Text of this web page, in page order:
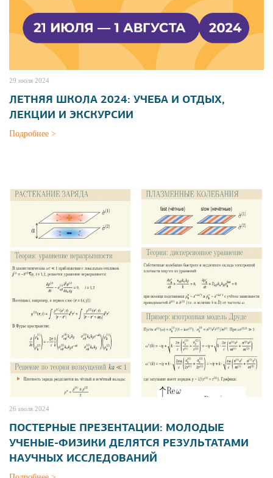
29 июля 2024
ЛЕТНЯЯ ШКОЛА 2024: УЧЕБА И ОТДЫХ,
ЛЕКЦИИ И ЭКСКУРСИИ
Подробнее >
26 июля 2024
ПОСТЕРНЫЕ ПРЕЗЕНТАЦИИ: МОЛОДЫЕ
УЧЕНЫЕ-ФИЗИКИ ДЕЛЯТСЯ РЕЗУЛЬТАТАМИ
НАУЧНЫХ ИССЛЕДОВАНИЙ